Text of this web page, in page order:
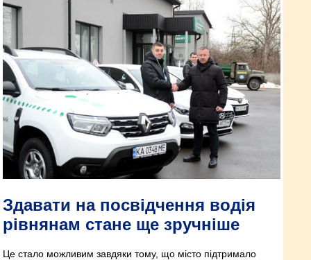
Здавати на посвідчення водія
рівнянам стане ще зручніше
Це стало можливим завдяки тому, що місто підтримало